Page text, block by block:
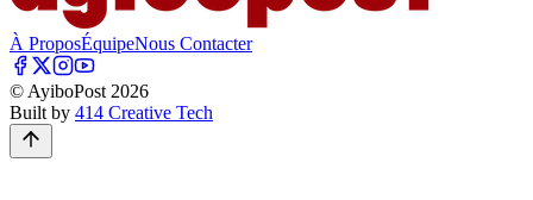
À ProposÉquipeNous Contacter
© AyiboPost 2026
Built by 414 Creative Tech